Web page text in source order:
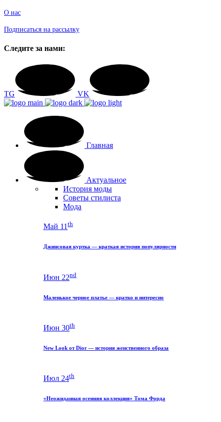
О нас
Подписаться на рассылку
Следите за нами:
TG VK
Главная
Актуальное
История моды
Советы стилиста
Мода
Май 11th
Джинсовая куртка — краткая история популярности
Июн 22nd
Маленькое черное платье — кратко и интересно
Июн 30th
New Look от Dior — история женственного образа
Июл 24th
«Неожиданная осенняя коллекция» Тома Форда